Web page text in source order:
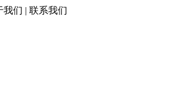
我们 | 联系我们